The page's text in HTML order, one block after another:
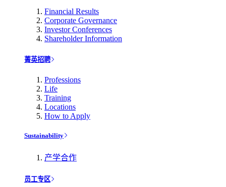
Financial Results
Corporate Governance
Investor Conferences
Shareholder Information
菁英招聘
Professions
Life
Training
Locations
How to Apply
Sustainability
产学合作
员工专区